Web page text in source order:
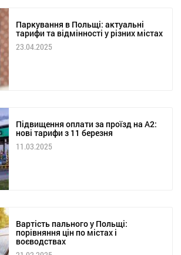
Паркування в Польщі: актуальні
тарифи та відмінності у різних містах
23.04.2025
Підвищення оплати за проїзд на А2:
нові тарифи з 11 березня
11.03.2025
Вартість пального у Польщі:
порівняння цін по містах і
воєводствах